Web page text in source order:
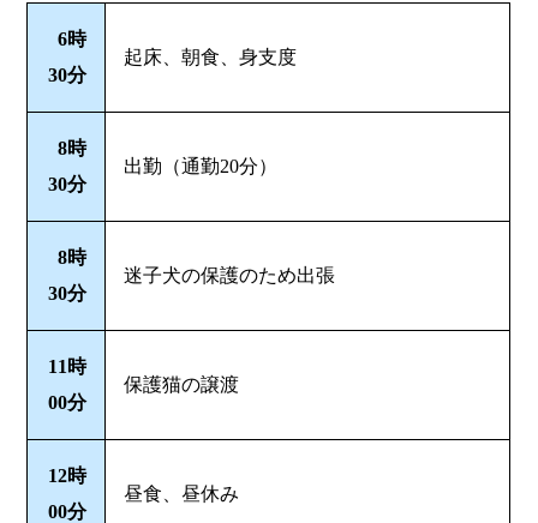
6時
30分
起床、朝食、身支度
8時
30分
出勤（通勤20分）
8時
30分
迷子犬の保護のため出張
11時
00分
保護猫の譲渡
12時
00分
昼食、昼休み